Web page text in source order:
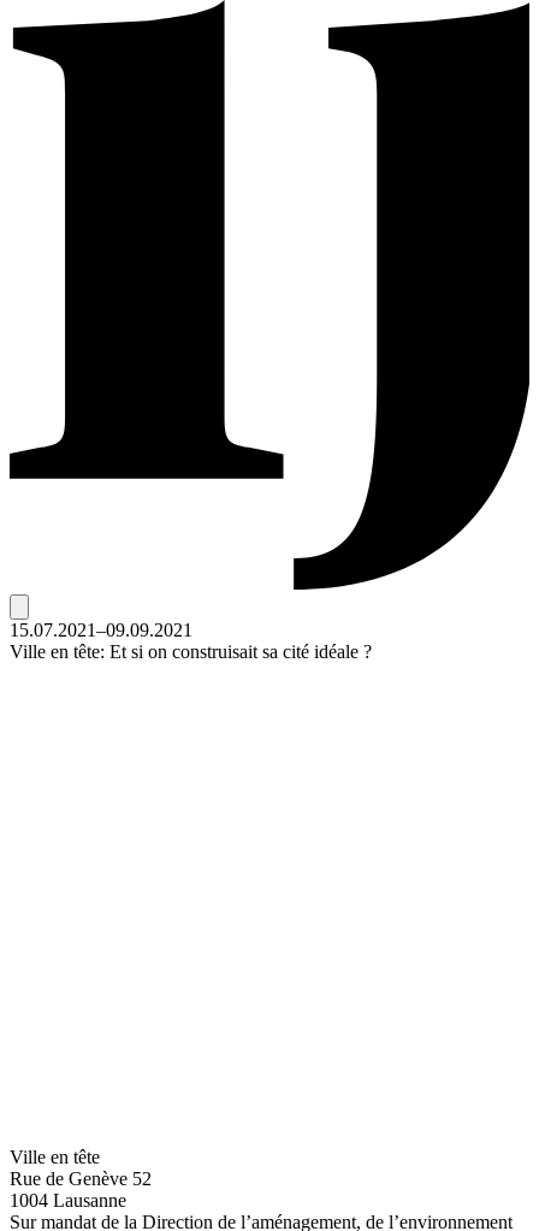
15.07.2021–09.09.2021
Ville en tête: Et si on construisait sa cité idéale ?
Ville en tête
Rue de Genève 52
1004 Lausanne
Sur mandat de la Direction de l’aménagement, de l’environnement